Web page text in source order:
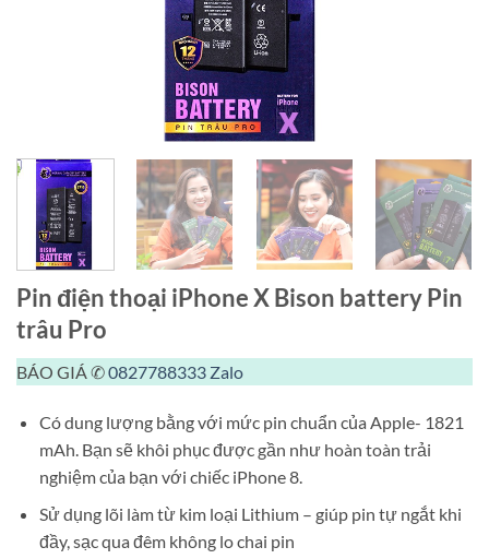
Pin điện thoại iPhone X Bison battery Pin
trâu Pro
BÁO GIÁ ✆0827788333 Zalo
Có dung lượng bằng với mức pin chuẩn của Apple- 1821
mAh. Bạn sẽ khôi phục được gần như hoàn toàn trải
nghiệm của bạn với chiếc iPhone 8.
Sử dụng lõi làm từ kim loại Lithium – giúp pin tự ngắt khi
đầy, sạc qua đêm không lo chai pin